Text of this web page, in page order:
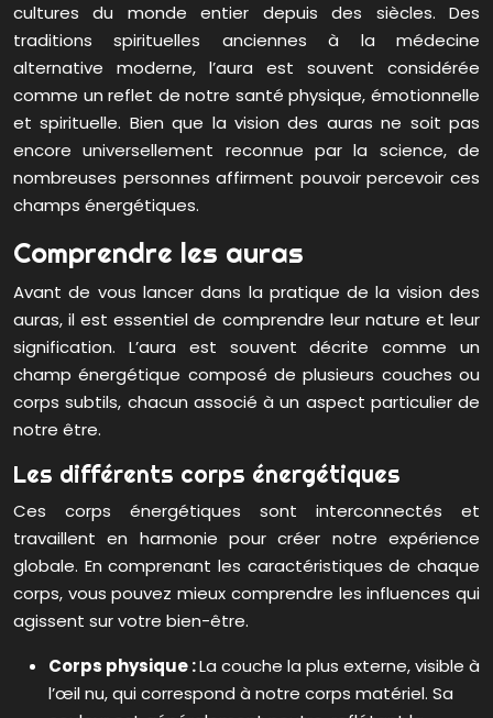
cultures du monde entier depuis des siècles. Des
traditions spirituelles anciennes à la médecine
alternative moderne, l’aura est souvent considérée
comme un reflet de notre santé physique, émotionnelle
et spirituelle. Bien que la vision des auras ne soit pas
encore universellement reconnue par la science, de
nombreuses personnes affirment pouvoir percevoir ces
champs énergétiques.
Comprendre les auras
Avant de vous lancer dans la pratique de la vision des
auras, il est essentiel de comprendre leur nature et leur
signification. L’aura est souvent décrite comme un
champ énergétique composé de plusieurs couches ou
corps subtils, chacun associé à un aspect particulier de
notre être.
Les différents corps énergétiques
Ces corps énergétiques sont interconnectés et
travaillent en harmonie pour créer notre expérience
globale. En comprenant les caractéristiques de chaque
corps, vous pouvez mieux comprendre les influences qui
agissent sur votre bien-être.
Corps physique :La couche la plus externe, visible à
l’œil nu, qui correspond à notre corps matériel. Sa